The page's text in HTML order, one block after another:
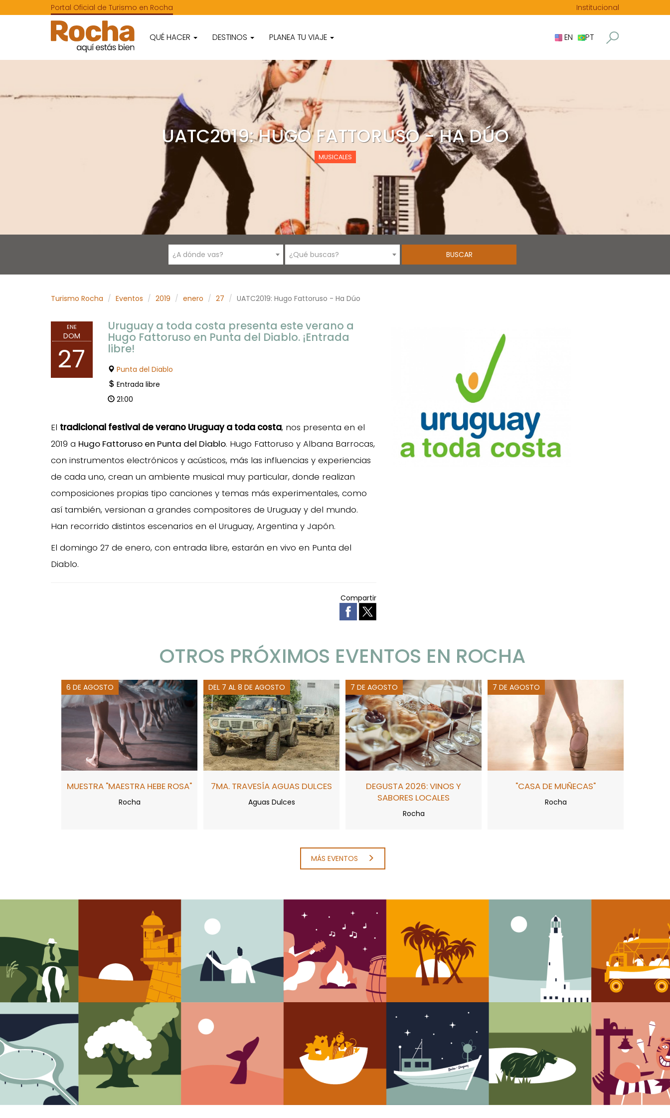
Portal Oficial de Turismo en Rocha Institucional
QUÉ HACER DESTINOS PLANEA TU VIAJE EN PT
UATC2019: HUGO FATTORUSO - HA DÚO
MUSICALES
¿A dónde vas? ¿Qué buscas?
Turismo Rocha Eventos 2019 enero 27 UATC2019: Hugo Fattoruso - Ha Dúo
ENE
DOM
27
Uruguay a toda costa presenta este verano a
Hugo Fattoruso en Punta del Diablo. ¡Entrada
libre!
Punta del Diablo
Entrada libre
21:00
El tradicional festival de verano Uruguay a toda costa, nos presenta en el
2019 a Hugo Fattoruso en Punta del Diablo. Hugo Fattoruso y Albana Barrocas,
con instrumentos electrónicos y acústicos, más las influencias y experiencias
de cada uno, crean un ambiente musical muy particular, donde realizan
composiciones propias tipo canciones y temas más experimentales, como
así también, versionan a grandes compositores de Uruguay y del mundo.
Han recorrido distintos escenarios en el Uruguay, Argentina y Japón.
El domingo 27 de enero, con entrada libre, estarán en vivo en Punta del
Diablo.
Compartir
OTROS PRÓXIMOS EVENTOS EN ROCHA
6 DE AGOSTO
MUESTRA "MAESTRA HEBE ROSA"
Rocha
DEL 7 AL 8 DE AGOSTO
7MA. TRAVESÍA AGUAS DULCES
Aguas Dulces
7 DE AGOSTO
DEGUSTA 2026: VINOS Y
SABORES LOCALES
Rocha
7 DE AGOSTO
"CASA DE MUÑECAS"
Rocha
MÁS EVENTOS